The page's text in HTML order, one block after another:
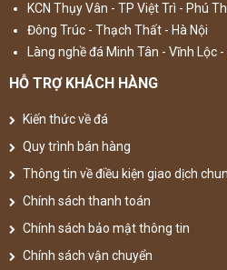
KCN Thụy Vân - TP Việt Trì - Phú
Đông Trúc - Thạch Thất - Hà Nội
Làng nghề đá Minh Tân - Vĩnh Lộc
HỖ TRỢ KHÁCH HÀNG
Kiến thức về đá
Quy trình bán hàng
Thông tin về điều kiện giao dịch
Chính sách thanh toán
Chính sách bảo mật thông tin
Chính sách vận chuyển